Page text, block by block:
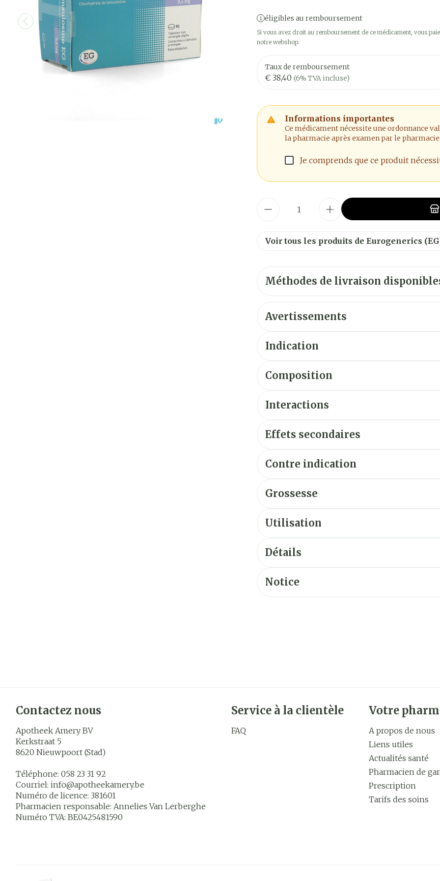
éligibles au remboursement
Si vous avez droit au remboursement de ce médicament, vous
notre webshop.
Taux de remboursement
€ 38,40 (6% TVA incluse)
Informations importantes
Ce médicament nécessite une ordonnance
la pharmacie après examen par le
Je comprends que ce produit
Voir tous les produits de Eurogenerics
Méthodes de livraison
Avertissements
Indication
Composition
Interactions
Effets secondaires
Contre indication
Grossesse
Utilisation
Détails
Notice
Contactez nous
Apotheek Amery BV
Kerkstraat 5
8620 Nieuwpoort (Stad)
Téléphone: 058 23 31 92
Courriel: info@apotheekamery.be
Numéro de licence: 381601
Pharmacien responsable: Annelies Van Lerberghe
Numéro TVA: BE0425481590
Service à la clientèle
FAQ
Votre
A propos de nous
Liens utiles
Actualités santé
Pharmacien de
Prescription
Tarifs des soins